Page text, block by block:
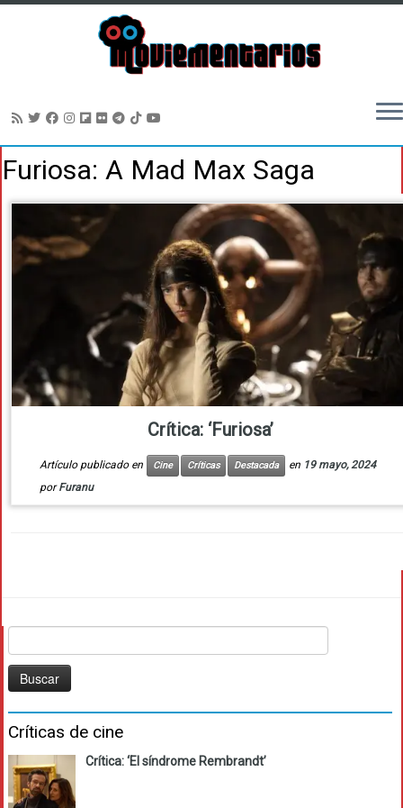
alFuriosa: A Mad Max Saga
Crítica: ‘Furiosa’
Artículo publicado en Cine Críticas Destacada en 19 mayo, 2024
porFuranu
Críticas de cine
Crítica: ‘El síndrome Rembrandt’